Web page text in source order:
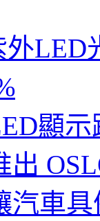
外
顯
出
汽車